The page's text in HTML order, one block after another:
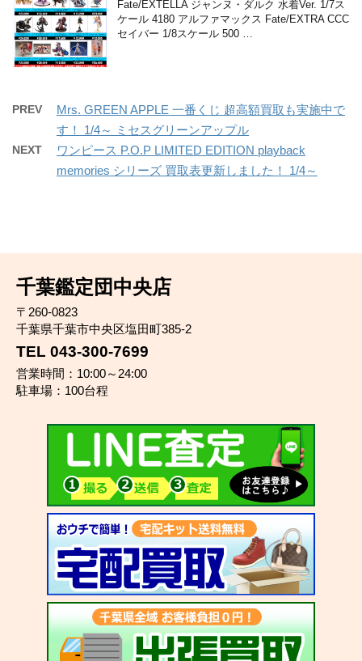
Fate/EXTELLA ジャンヌ・ダルク 水着Ver. 1/7ス
ケール 4180 アルファマックス Fate/EXTRA CCC
セイバー 1/8スケール 500 …
PREV
Mrs. GREEN APPLE 一番くじ 超高額買取も実施中で
す！ 1/4～ ミセスグリーンアップル
NEXT
ワンピース P.O.P LIMITED EDITION playback
memories シリーズ 買取表更新しました！ 1/4～
千葉鑑定団中央店
〒260-0823
千葉県千葉市中央区塩田町385-2
TEL 043-300-7699
営業時間：10:00～24:00
駐車場：100台程